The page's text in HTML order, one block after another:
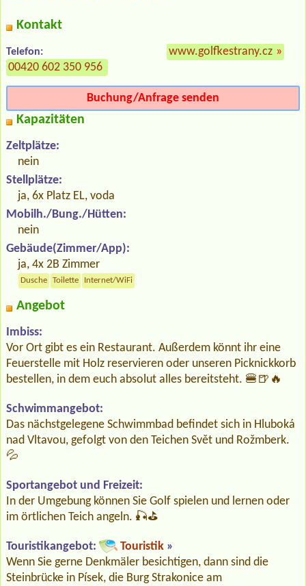
Kontakt
Telefon:
00420 602 350 956
www.golfkestrany.cz »
Buchung/Anfrage senden
Kapazitäten
Zeltplätze:
nein
Stellplätze:
ja, 6x Platz EL, voda
Mobilh./Bung./Hütten:
nein
Gebäude(Zimmer/App):
ja, 4x 2B Zimmer
Dusche Toilette Internet/WiFi
Angebot
Imbiss:
Vor Ort gibt es ein Restaurant. Außerdem könnt ihr eine
Feuerstelle mit Holz reservieren oder unseren Picknickkorb
bestellen, in dem euch absolut alles bereitsteht. 🍔🍺🔥
Schwimmangebot:
Das nächstgelegene Schwimmbad befindet sich in Hluboká
nad Vltavou, gefolgt von den Teichen Svět und Rožmberk.
💦
Sportangebot und Freizeit:
In der Umgebung können Sie Golf spielen und lernen oder
im örtlichen Teich angeln. 🎣⛳️
Touristikangebot: Touristik »
Wenn Sie gerne Denkmäler besichtigen, dann sind die
Steinbrücke in Písek, die Burg Strakonice am